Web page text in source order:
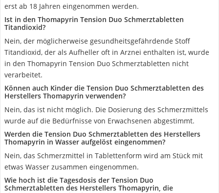
erst ab 18 Jahren eingenommen werden.
Ist in den Thomapyrin Tension Duo Schmerztabletten
Titandioxid?
Nein, der möglicherweise gesundheitsgefährdende Stoff
Titandioxid, der als Aufheller oft in Arznei enthalten ist, wurde
in den Thomapyrin Tension Duo Schmerztabletten nicht
verarbeitet.
Können auch Kinder die Tension Duo Schmerztabletten des
Herstellers Thomapyrin verwenden?
Nein, das ist nicht möglich. Die Dosierung des Schmerzmittels
wurde auf die Bedürfnisse von Erwachsenen abgestimmt.
Werden die Tension Duo Schmerztabletten des Herstellers
Thomapyrin in Wasser aufgelöst eingenommen?
Nein, das Schmerzmittel in Tablettenform wird am Stück mit
etwas Wasser zusammen eingenommen.
Wie hoch ist die Tagesdosis der Tension Duo
Schmerztabletten des Herstellers Thomapyrin, die